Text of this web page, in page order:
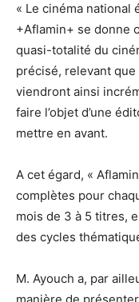
« Le cinéma national
+Aflamin+ se donne
quasi-totalité du
précisé, relevant
viendront ainsi
faire l’objet d’une
mettre en avant.
A cet égard, «
complètes pour
mois de 3 à 5 titres,
des cycles
M. Ayouch a, par